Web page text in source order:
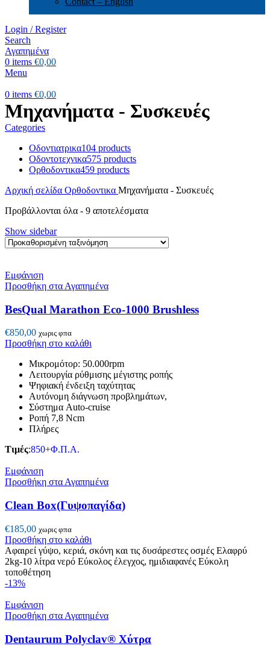
Login / Register
Search
Αγαπημένα
0 items €0,00
Menu
0 items €0,00
Μηχανήματα - Συσκευές
Categories
Οδοντιατρικα104 products
Οδοντοτεχνικα575 products
Ορθοδοντικα459 products
Αρχική σελίδα Ορθοδοντικα Μηχανήματα - Συσκευές
Προβάλλονται όλα - 9 αποτελέσματα
Show sidebar
Εμφάνιση
Προσθήκη στα Αγαπημένα
BesQual Marathon Eco-1000 Brushless
€850,00 χωρις φπα
Προσθήκη στο καλάθι
Μικρομότορ: 50.000rpm
Λειτουργία ρύθμισης μέγιστης ροπής
Ψηφιακή ένδειξη ταχύτητας
Αυτόνομη διάγνωση προβλημάτων,
Σύστημα Auto-cruise
Ροπή 7,8 Ncm
Πλήρες
Τιμές:850+Φ.Π.Α.
Εμφάνιση
Προσθήκη στα Αγαπημένα
Clean Box(Γυψοπαγίδα)
€185,00 χωρις φπα
Προσθήκη στο καλάθι
Αφαιρεί γύψο, κεριά, σκόνη και τις δυσάρεστες οσμές Ελαφρύ
2kg-10 λίτρα νερό Εύκολος έλεγχος, ημιδιαφανές Εύκολη
τοποθέτηση
-13%
Εμφάνιση
Προσθήκη στα Αγαπημένα
Dentaurum Polyclav® Χύτρα